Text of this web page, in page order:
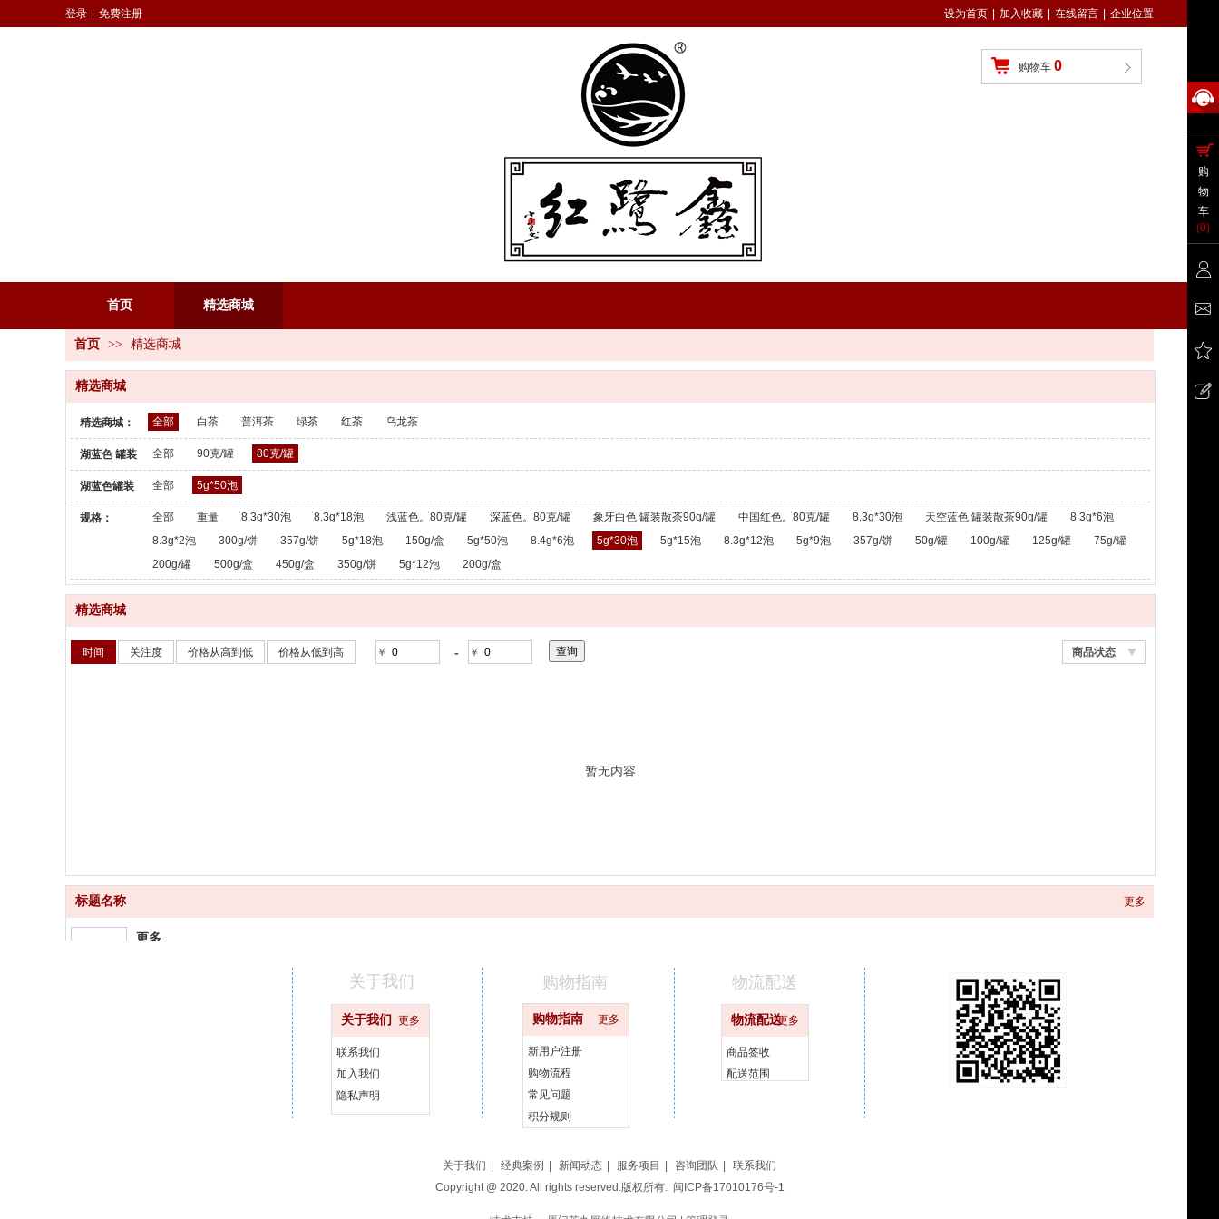
购物车 0
登录 免费注册 设为首页 加入收藏 在线留言 企业位置
首页 精选商城
首页 >> 精选商城
精选商城
精选商城： 全部 白茶 普洱茶 绿茶 红茶 乌龙茶
湖蓝色 罐装
散茶：
全部 90克/罐 80克/罐
湖蓝色罐装
散茶：
全部 5g*50泡
规格： 全部 重量 8.3g*30泡 8.3g*18泡 浅蓝色。80克/罐 深蓝色。80克/罐 象牙白色 罐装散茶90g/罐 中国红色。80克/罐 8.3g*30泡 天空蓝色 罐装散茶90g/罐
8.3g*6泡
8.3g*2泡
300g/饼 357g/饼 5g*18泡 150g/盒 5g*50泡 8.4g*6泡 5g*30泡 5g*15泡 8.3g*12泡 5g*9泡 357g/饼 50g/罐 100g/罐 125g/罐
75g/罐
200g/罐
500g/盒 450g/盒 350g/饼 5g*12泡 200g/盒
精选商城
商品状态
时间 关注度 价格从高到低 价格从低到高 ￥ - ￥
暂无内容
标题名称 更多
更多
关于我们 更多
联系我们
加入我们
隐私声明
购物指南 更多
新用户注册
购物流程
常见问题
积分规则
物流配送更多
商品签收
配送范围
关于我们 购物指南 物流配送
关于我们 经典案例 新闻动态 服务项目 咨询团队
联系我们
Copyright @ 2020. All rights reserved.版权所有. 闽ICP备17010176号-1
购
物
车
(0)